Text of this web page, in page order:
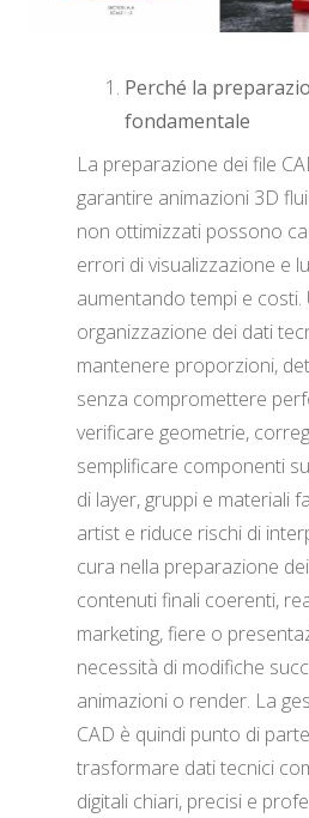
Perché la
fondamentale
La preparazione dei file
garantire animazioni 3D
non ottimizzati possono
errori di visualizzazione e
aumentando tempi e
organizzazione dei dati
mantenere proporzioni,
senza compromettere
verificare geometrie,
semplificare componenti
di layer, gruppi e materiali
artist e riduce rischi di
cura nella preparazione
contenuti finali coerenti,
marketing, fiere o
necessità di modifiche
animazioni o render. La
CAD è quindi punto di
trasformare dati tecnici
digitali chiari, precisi e